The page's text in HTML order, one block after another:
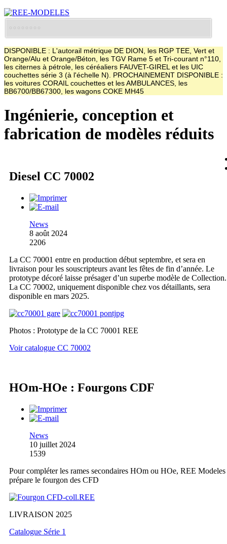
DISPONIBLE : L'autorail métrique DE DION, les RGP TEE, Vert et
Orange/Alu et Orange/Béton, les TGV Rame 5 et Tri-courant n°110,
les citernes à pétrole, les céréaliers FAUVET-GIREL et les UIC
couchettes série 3 (à l'échelle N). PROCHAINEMENT DISPONIBLE :
les voitures CORAIL couchettes et les AMBULANCES, les
BB6700/BB67300, les wagons COKE MH45
Ingénierie, conception et
fabrication de modèles réduits
Diesel CC 70002
News
8 août 2024
2206
La CC 70001 entre en production début septembre, et sera en
livraison pour les souscripteurs avant les fêtes de fin d’année. Le
prototype décoré laisse présager d’un superbe modèle de Collection.
La CC 70002, uniquement disponible chez vos détaillants, sera
disponible en mars 2025.
Photos : Prototype de la CC 70001 REE
Voir catalogue CC 70002
HOm-HOe : Fourgons CDF
News
10 juillet 2024
1539
Pour compléter les rames secondaires HOm ou HOe, REE Modeles
prépare le fourgon des CFD
LIVRAISON 2025
Catalogue Série 1